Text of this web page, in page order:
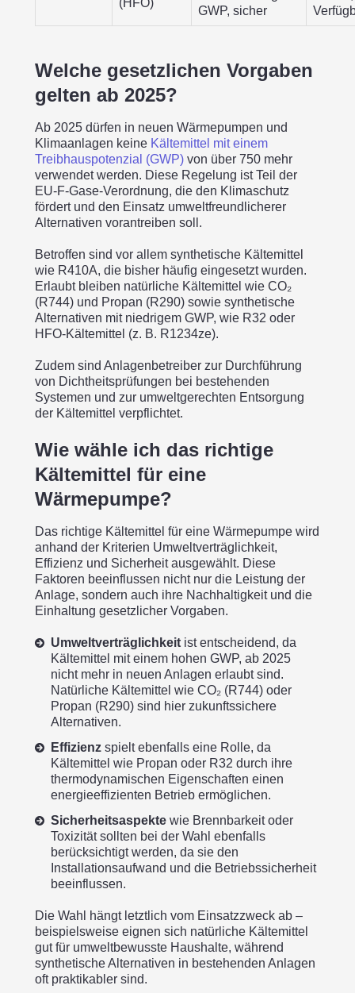
(HFO)
GWP, sicher
Welche gesetzlichen Vorgaben
gelten ab 2025?
Ab 2025 dürfen in neuen Wärmepumpen und
Klimaanlagen keine Kältemittel mit einem
Treibhauspotenzial (GWP) von über 750 mehr
verwendet werden. Diese Regelung ist Teil der
EU-F-Gase-Verordnung, die den Klimaschutz
fördert und den Einsatz umweltfreundlicherer
Alternativen vorantreiben soll.
Betroffen sind vor allem synthetische Kältemittel
wie R410A, die bisher häufig eingesetzt wurden.
Erlaubt bleiben natürliche Kältemittel wie CO₂
(R744) und Propan (R290) sowie synthetische
Alternativen mit niedrigem GWP, wie R32 oder
HFO-Kältemittel (z. B. R1234ze).
Zudem sind Anlagenbetreiber zur Durchführung
von Dichtheitsprüfungen bei bestehenden
Systemen und zur umweltgerechten Entsorgung
der Kältemittel verpflichtet.
Wie wähle ich das richtige
Kältemittel für eine
Wärmepumpe?
Das richtige Kältemittel für eine Wärmepumpe wird
anhand der Kriterien Umweltverträglichkeit,
Effizienz und Sicherheit ausgewählt. Diese
Faktoren beeinflussen nicht nur die Leistung der
Anlage, sondern auch ihre Nachhaltigkeit und die
Einhaltung gesetzlicher Vorgaben.
Umweltverträglichkeit ist entscheidend, da
Kältemittel mit einem hohen GWP, ab 2025
nicht mehr in neuen Anlagen erlaubt sind.
Natürliche Kältemittel wie CO₂ (R744) oder
Propan (R290) sind hier zukunftssichere
Alternativen.
Effizienz spielt ebenfalls eine Rolle, da
Kältemittel wie Propan oder R32 durch ihre
thermodynamischen Eigenschaften einen
energieeffizienten Betrieb ermöglichen.
Sicherheitsaspekte wie Brennbarkeit oder
Toxizität sollten bei der Wahl ebenfalls
berücksichtigt werden, da sie den
Installationsaufwand und die Betriebssicherheit
beeinflussen.
Die Wahl hängt letztlich vom Einsatzzweck ab –
beispielsweise eignen sich natürliche Kältemittel
gut für umweltbewusste Haushalte, während
synthetische Alternativen in bestehenden Anlagen
oft praktikabler sind.